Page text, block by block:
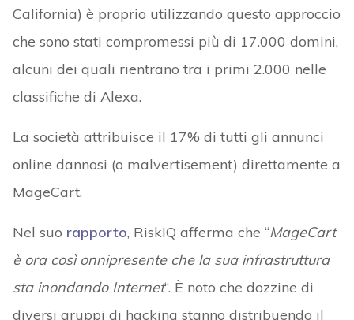
California) è proprio utilizzando questo approccio
che sono stati compromessi più di 17.000 domini,
alcuni dei quali rientrano tra i primi 2.000 nelle
classifiche di Alexa.
La società attribuisce il 17% di tutti gli annunci
online dannosi (o malvertisement) direttamente a
MageCart.
Nel suo rapporto, RiskIQ afferma che “MageCart
è ora così onnipresente che la sua infrastruttura
sta inondando Internet“. È noto che dozzine di
diversi gruppi di hacking stanno distribuendo il